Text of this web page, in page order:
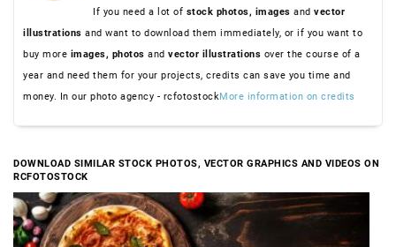
If you need a lot of stock photos, images and vector
illustrations and want to download them immediately, or if you want to
buy more images, photos and vector illustrations over the course of a
year and need them for your projects, credits can save you time and
money. In our photo agency - rcfotostockMore information on credits
DOWNLOAD SIMILAR STOCK PHOTOS, VECTOR GRAPHICS AND VIDEOS ON
RCFOTOSTOCK